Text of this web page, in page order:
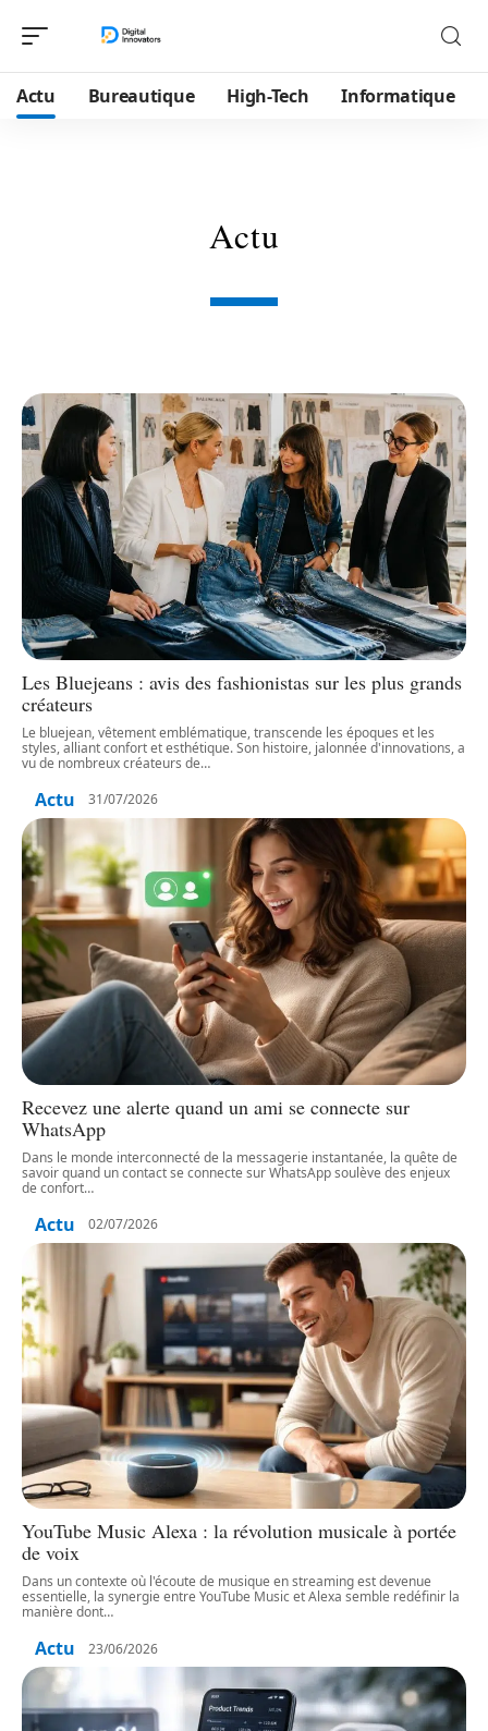
Actu Bureautique High-Tech Informatique
Actu
Les Bluejeans : avis des fashionistas sur les plus grands
créateurs
Le bluejean, vêtement emblématique, transcende les époques et les
styles, alliant confort et esthétique. Son histoire, jalonnée d'innovations, a
vu de nombreux créateurs de…
Actu 31/07/2026
Recevez une alerte quand un ami se connecte sur
WhatsApp
Dans le monde interconnecté de la messagerie instantanée, la quête de
savoir quand un contact se connecte sur WhatsApp soulève des enjeux
de confort…
Actu 02/07/2026
YouTube Music Alexa : la révolution musicale à portée
de voix
Dans un contexte où l'écoute de musique en streaming est devenue
essentielle, la synergie entre YouTube Music et Alexa semble redéfinir la
manière dont…
Actu 23/06/2026